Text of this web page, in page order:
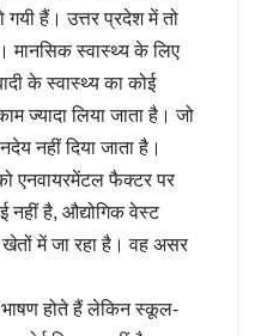
हैं। उत्तर प्रदेश में तो
मानसिक स्वास्थ्य के लिए
के स्वास्थ्य का कोई
ज्यादा लिया जाता है। जो
नहीं दिया जाता है।
एनवायरमेंटल फैक्टर पर
नहीं है, औद्योगिक वेस्ट
खेतों में जा रहा है। वह असर
भाषण होते हैं लेकिन स्कूल-